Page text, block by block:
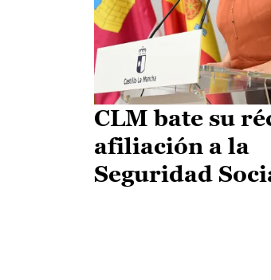
CLM bate su
afiliación a la
Seguridad